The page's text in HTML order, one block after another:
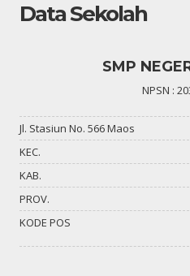
Data Sekolah
SMP
NPSN :
Jl. Stasiun No. 566 Maos
KEC.
KAB.
PROV.
KODE POS